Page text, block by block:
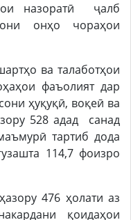
назоратӣ ҷалб
онҳо чораҳои
ва талаботҳои
фаъолият дар
ҳуқуқӣ, воқеӣ ва
528 адад санад
тартиб дода
114,7 фоизро
476 ҳолати аз
қоидаҳои